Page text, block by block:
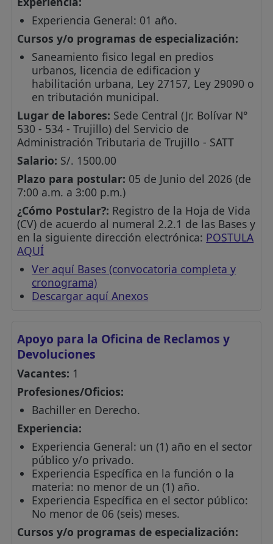
Experiencia General: 01 año.
Cursos y/o programas de especialización:
Saneamiento fisico legal en predios
urbanos, licencia de edificacion y
habilitación urbana, Ley 27157, Ley 29090 o
en tributación municipal.
Lugar de labores: Sede Central (Jr. Bolívar N°
530 - 534 - Trujillo) del Servicio de
Administración Tributaria de Trujillo - SATT
Salario: S/. 1500.00
Plazo para postular: 05 de Junio del 2026 (de
7:00 a.m. a 3:00 p.m.)
¿Cómo Postular?: Registro de la Hoja de Vida
(CV) de acuerdo al numeral 2.2.1 de las Bases y
en la siguiente dirección electrónica: POSTULA
AQUÍ
Ver aquí Bases (convocatoria completa y
cronograma)
Descargar aquí Anexos
Apoyo para la Oficina de Reclamos y
Devoluciones
Vacantes: 1
Profesiones/Oficios:
Bachiller en Derecho.
Experiencia:
Experiencia General: un (1) año en el sector
público y/o privado.
Experiencia Específica en la función o la
materia: no menor de un (1) año.
Experiencia Específica en el sector público:
No menor de 06 (seis) meses.
Cursos y/o programas de especialización: